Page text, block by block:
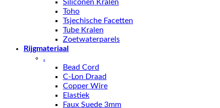
Siliconen Kralen
Toho
Tsjechische Facetten
Tube Kralen
Zoetwaterparels
Rijgmateriaal
.
Bead Cord
C-Lon Draad
Copper Wire
Elastiek
Faux Suede 3mm